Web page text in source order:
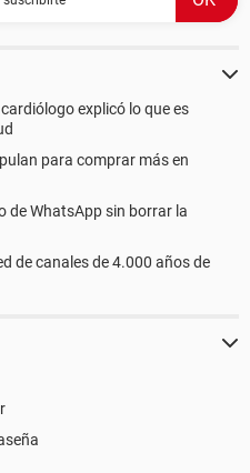
explicó lo que es
para comprar más en
de WhatsApp sin borrar la
de canales de 4.000 años de